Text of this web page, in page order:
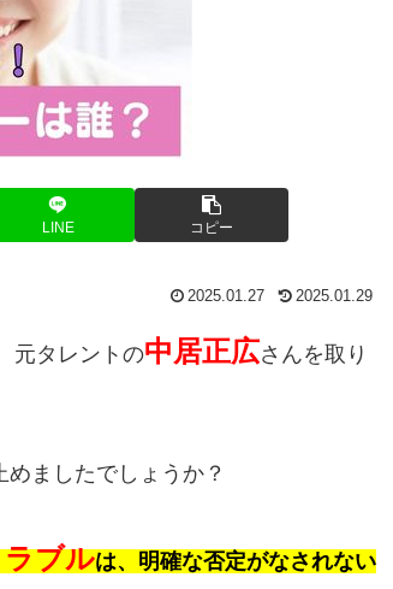
LINE コピー
2025.01.27 2025.01.29
元タレントの中居正広さんを取り
ましたでしょうか？
ブルは、明確な否定がなされない